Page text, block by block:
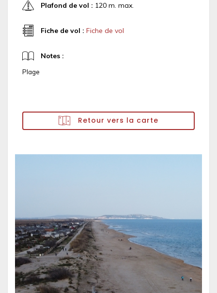
Plafond de vol : 120 m. max.
Fiche de vol : Fiche de vol
Notes :
Plage
Retour vers la carte